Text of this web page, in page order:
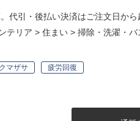
代引・後払い決済はご注文日から
テリア > 住まい > 掃除・洗濯・バ
クマザサ 疲労回復